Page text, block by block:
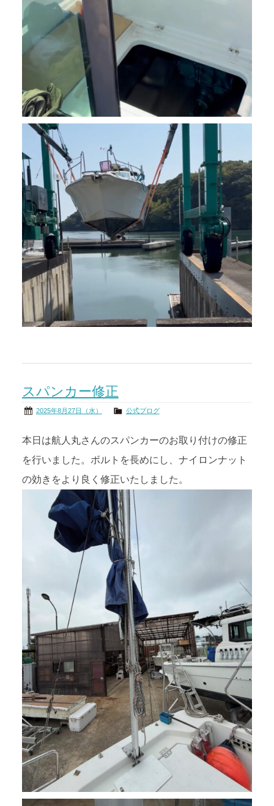
スパンカー修正
2025年8月27日（水） 公式ブログ
本日は航人丸さんのスパンカーのお取り付けの修正
を行いました。ボルトを長めにし、ナイロンナット
の効きをより良く修正いたしました。